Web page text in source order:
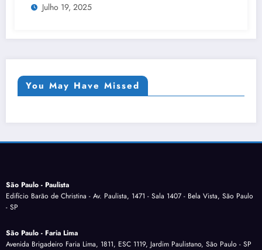
Julho 19, 2025
You May Have Missed
São Paulo - Paulista
Edifício Barão de Christina - Av. Paulista, 1471 - Sala 1407 - Bela Vista, São Paulo
- SP
São Paulo - Faria Lima
Avenida Brigadeiro Faria Lima, 1811, ESC 1119, Jardim Paulistano, São Paulo - SP